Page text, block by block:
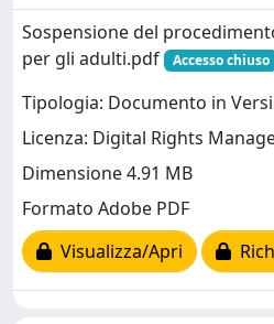
Sospensione del
per gli adulti.pdf
Accesso chiuso
Tipologia: Documento in
Licenza: Digital Rights
Dimensione 4.91 MB
Formato Adobe PDF
Visualizza/Apri